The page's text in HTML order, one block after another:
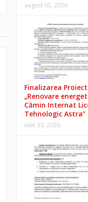
august 05, 2026
Finalizarea
„Renovare
Cămin Internat
Tehnologic Astra”
iulie 30, 2026